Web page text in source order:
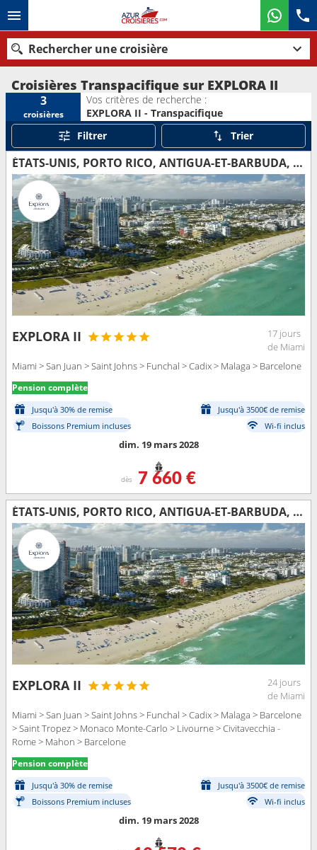
Rechercher une croisière
Nos destinations
Mois de départ
Ports Compagnies
Rechercher
Croisières Transpacifique sur EXPLORA II
3
croisières
Vos critères de recherche :
EXPLORA II - Transpacifique
Filtrer
Trier
ÉTATS-UNIS, PORTO RICO, ANTIGUA-ET-BARBUDA, PORTUGAL, ESPAGNE
EXPLORA II
17 jours
de Miami
Miami > San Juan > Saint Johns > Funchal > Cadix > Malaga > Barcelone
Pension complète
Jusqu'à 30% de remise
Jusqu'à 3500€ de remise
Boissons Premium incluses
Wi-fi inclus
dim. 19 mars 2028
dès 7 660 €
ÉTATS-UNIS, PORTO RICO, ANTIGUA-ET-BARBUDA, PORTUGAL, ESPAGNE, FRANCE, MONACO, ITALIE
EXPLORA II
24 jours
de Miami
Miami > San Juan > Saint Johns > Funchal > Cadix > Malaga > Barcelone
> Saint Tropez > Monaco Monte-Carlo > Livourne > Civitavecchia -
Rome > Mahon > Barcelone
Pension complète
Jusqu'à 30% de remise
Jusqu'à 3500€ de remise
Boissons Premium incluses
Wi-fi inclus
dim. 19 mars 2028